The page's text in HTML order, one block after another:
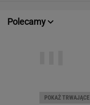
Polecamy
POKAŻ TRWAJĄCE